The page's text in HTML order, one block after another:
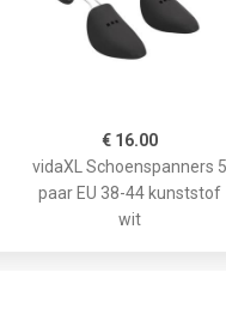
€ 16.00
vidaXL Schoenspanners 5
paar EU 38-44 kunststof
wit